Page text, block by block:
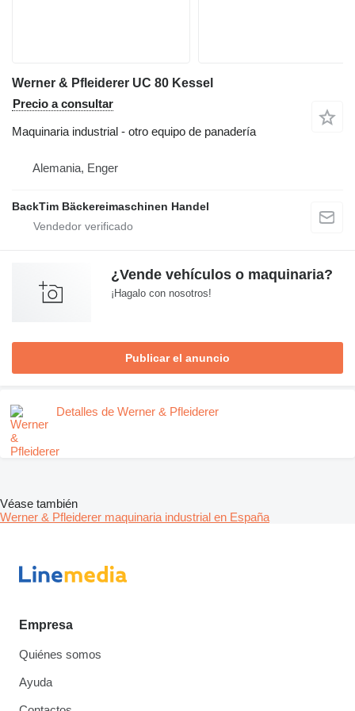
Werner & Pfleiderer UC 80 Kessel
Precio a consultar
Maquinaria industrial - otro equipo de panadería
Alemania, Enger
BackTim Bäckereimaschinen Handel
¿Vende vehículos o maquinaria?
¡Hagalo con nosotros!
Publicar el anuncio
Detalles de Werner & Pfleiderer
Véase también
Werner & Pfleiderer maquinaria industrial en España
Empresa
Quiénes somos
Ayuda